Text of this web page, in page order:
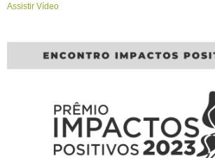
Assistir Vídeo